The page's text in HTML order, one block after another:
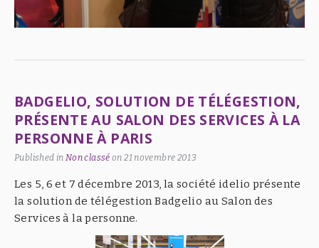
BADGELIO, SOLUTION DE TÉLÉGESTION,
PRÉSENTE AU SALON DES SERVICES À LA
PERSONNE À PARIS
Published in Non classé on21 novembre 2013
Les 5, 6 et 7 décembre 2013, la société idelio présente
la solution de télégestion Badgelio au Salon des
Services à la personne.